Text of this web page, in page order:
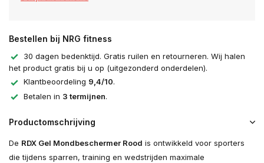
Bestellen bij NRG fitness
30 dagen bedenktijd. Gratis ruilen en retourneren. Wij halen
het product gratis bij u op (uitgezonderd onderdelen).
Klantbeoordeling 9,4/10.
Betalen in 3 termijnen.
Productomschrijving
De RDX Gel Mondbeschermer Rood is ontwikkeld voor sporters
die tijdens sparren, training en wedstrijden maximale